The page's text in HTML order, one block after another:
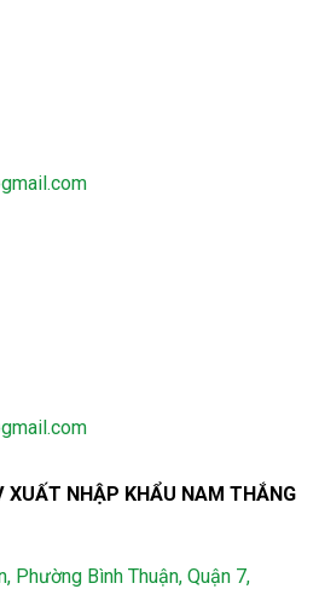
XUẤT NHẬP KHẨU NAM THẮNG
Phường Bình Thuận, Quận 7,